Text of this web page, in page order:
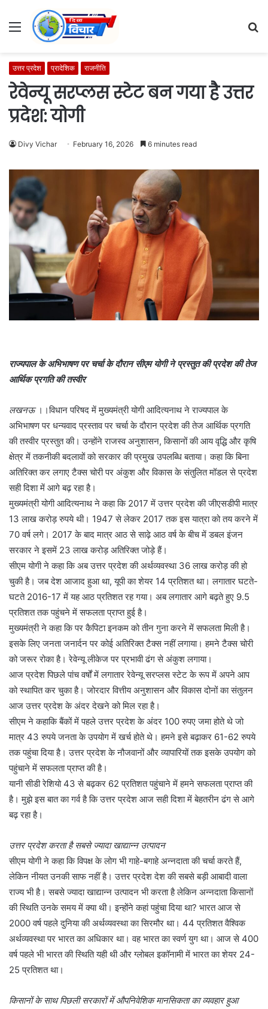
Menu
उत्तर प्रदेश प्रादेशिक राजनीति
रेवेन्यू सरप्लस स्टेट बन गया है उत्तर
प्रदेश: योगी
Divy Vichar February 16, 2026 6 minutes read
राज्यपाल के अभिभाषण पर चर्चा के दौरान सीएम योगी ने प्रस्तुत की प्रदेश की तेज
आर्थिक प्रगति की तस्वीर
लखनऊ ।।विधान परिषद में मुख्यमंत्री योगी आदित्यनाथ ने राज्यपाल के
अभिभाषण पर धन्यवाद प्रस्ताव पर चर्चा के दौरान प्रदेश की तेज आर्थिक प्रगति
की तस्वीर प्रस्तुत की। उन्होंने राजस्व अनुशासन, किसानों की आय वृद्धि और कृषि
क्षेत्र में तकनीकी बदलावों को सरकार की प्रमुख उपलब्धि बताया। कहा कि बिना
अतिरिक्त कर लगाए टैक्स चोरी पर अंकुश और विकास के संतुलित मॉडल से प्रदेश
सही दिशा में आगे बढ़ रहा है।
मुख्यमंत्री योगी आदित्यनाथ ने कहा कि 2017 में उत्तर प्रदेश की जीएसडीपी मात्र
13 लाख करोड़ रुपये थी। 1947 से लेकर 2017 तक इस यात्रा को तय करने में
70 वर्ष लगे। 2017 के बाद मात्र आठ से साढ़े आठ वर्ष के बीच में डबल इंजन
सरकार ने इसमें 23 लाख करोड़ अतिरिक्त जोड़े हैं।
सीएम योगी ने कहा कि अब उत्तर प्रदेश की अर्थव्यवस्था 36 लाख करोड़ की हो
चुकी है। जब देश आजाद हुआ था, यूपी का शेयर 14 प्रतिशत था। लगातार घटते-
घटते 2016-17 में यह आठ प्रतिशत रह गया। अब लगातार आगे बढ़ते हुए 9.5
प्रतिशत तक पहुंचने में सफलता प्राप्त हुई है।
मुख्यमंत्री ने कहा कि पर कैपिटा इनकम को तीन गुना करने में सफलता मिली है।
इसके लिए जनता जनार्दन पर कोई अतिरिक्त टैक्स नहीं लगाया। हमने टैक्स चोरी
को जरूर रोका है। रेवेन्यू लीकेज पर प्रभावी ढंग से अंकुश लगाया।
आज प्रदेश पिछले पांच वर्षों में लगातार रेवेन्यू सरप्लस स्टेट के रूप में अपने आप
को स्थापित कर चुका है। जोरदार वित्तीय अनुशासन और विकास दोनों का संतुलन
आज उत्तर प्रदेश के अंदर देखने को मिल रहा है।
सीएम ने कहाकि बैंकों में पहले उत्तर प्रदेश के अंदर 100 रुपए जमा होते थे जो
मात्र 43 रुपये जनता के उपयोग में खर्च होते थे। हमने इसे बढ़ाकर 61-62 रुपये
तक पहुंचा दिया है। उत्तर प्रदेश के नौजवानों और व्यापारियों तक इसके उपयोग को
पहुंचाने में सफलता प्राप्त की है।
यानी सीडी रेशियो 43 से बढ़कर 62 प्रतिशत पहुंचाने में हमने सफलता प्राप्त की
है। मुझे इस बात का गर्व है कि उत्तर प्रदेश आज सही दिशा में बेहतरीन ढंग से आगे
बढ़ रहा है।
उत्तर प्रदेश करता है सबसे ज्यादा खाद्यान्न उत्पादन
सीएम योगी ने कहा कि विपक्ष के लोग भी गाहे-बगाहे अन्नदाता की चर्चा करते हैं,
लेकिन नीयत उनकी साफ नहीं है। उत्तर प्रदेश देश की सबसे बड़ी आबादी वाला
राज्य भी है। सबसे ज्यादा खाद्यान्न उत्पादन भी करता है लेकिन अन्नदाता किसानों
की स्थिति उनके समय में क्या थी। इन्होंने कहां पहुंचा दिया था? भारत आज से
2000 वर्ष पहले दुनिया की अर्थव्यवस्था का सिरमौर था। 44 प्रतिशत वैश्विक
अर्थव्यवस्था पर भारत का अधिकार था। वह भारत का स्वर्ण युग था। आज से 400
वर्ष पहले भी भारत की स्थिति यही थी और ग्लोबल इकॉनामी में भारत का शेयर 24-
25 प्रतिशत था।
किसानों के साथ पिछली सरकारों में औपनिवेशिक मानसिकता का व्यवहार हुआ